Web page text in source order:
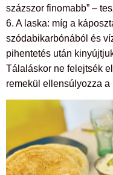
százszor finomabb” –
6. A laska: míg a
szódabikarbónából és
pihentetés után
Tálaláskor ne felejtsék
remekül ellensúlyozza